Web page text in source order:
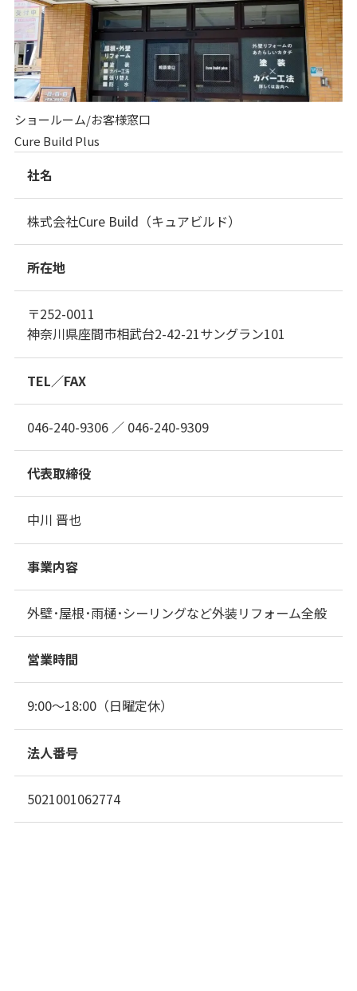
ショールーム/お客様窓口
Cure Build Plus
社名
株式会社Cure Build（キュアビルド）
所在地
〒252-0011
神奈川県座間市相武台2-42-21サングラン101
TEL／FAX
046-240-9306 ／ 046-240-9309
代表取締役
中川 晋也
事業内容
外壁･屋根･雨樋･シーリングなど外装リフォーム全般
営業時間
9:00～18:00（日曜定休）
法人番号
5021001062774